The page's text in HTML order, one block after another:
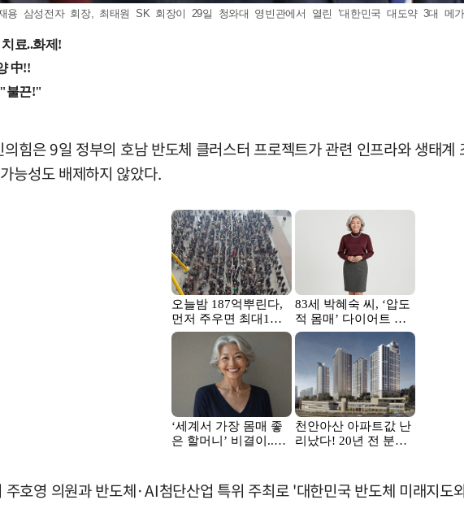
삼성전자 회장, 최태원 SK 회장이 29일 청와대 영빈관에서 열린 ‘대한민국 대도약 3대 메
힘은 9일 정부의 호남 반도체 클러스터 프로젝트가 관련 인프라와 생태
능성도 배제하지 않았다.
호영 의원과 반도체·AI첨단산업 특위 주최로 '대한민국 반도체 미래지도